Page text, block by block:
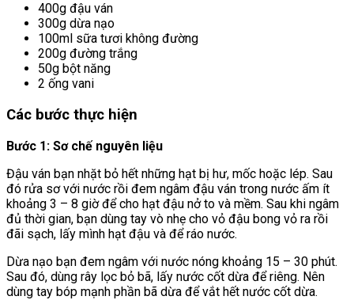
400g đậu ván
300g dừa nạo
100ml sữa tươi không đường
200g đường trắng
50g bột năng
2 ống vani
Các bước thực hiện
Bước 1: Sơ chế nguyên liệu
Đậu ván bạn nhặt bỏ hết những hạt bị hư, mốc hoặc lép. Sau
đó rửa sơ với nước rồi đem ngâm đậu ván trong nước ấm ít
khoảng 3 – 8 giờ để cho hạt đậu nở to và mềm. Sau khi ngâm
đủ thời gian, bạn dùng tay vò nhẹ cho vỏ đậu bong vỏ ra rồi
đãi sạch, lấy mình hạt đậu và để ráo nước.
Dừa nạo bạn đem ngâm với nước nóng khoảng 15 – 30 phút.
Sau đó, dùng rây lọc bỏ bã, lấy nước cốt dừa để riêng. Nên
dùng tay bóp mạnh phần bã dừa để vắt hết nước cốt dừa.